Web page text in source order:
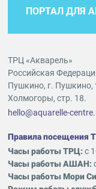
ПОРТАЛ ДЛЯ
ТРЦ «Акварель»
Российская
Пушкино, г. Пушкино,
Холмогоры, стр. 18.
hello@aquarelle-
Правила посещения
Часы работы ТРЦ:с
Часы работы АШАН:
Часы работы Мори